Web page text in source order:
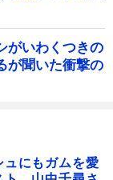
がいわくつきの
が聞いた衝撃の
ュにもガムを愛